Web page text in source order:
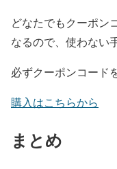
どなたでもクーポン
なるので、使わない
必ずクーポンコード
購入はこちらから
まとめ